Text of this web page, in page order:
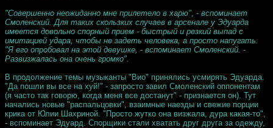
"Совершенно неожиданно мне прилетело в харю", - вспоминает
Смоленский. Для таких скользких случаев в арсенале у Эдуарда
имеется довольно спорный прием - быстрый и резкий выпад с
имитацией удара, чтобы не задеть человека, а просто напугать.
"Я его опробовал на этой девушке, - вспоминает Смоленский. -
Развизжалась она очень громко".
В продолжение темы музыканты "Вио" принялись усмирять Эдуарда.
"Да пошли вы все на хуй!" - запросто завил Смоленский оппонентам
(я часто так говорю, когда меня все достанут" - признается он). Тут
начались новые "распальцовки", взаимные наезды и свежие порции
крика от Юлии Шахриной. "Просто жутко она визжала, дура какая-то",
- вспоминает Эдуард. Спорщики стали хватать друг друга за одежду,